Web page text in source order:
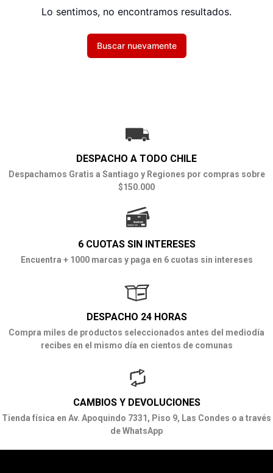
Lo sentimos, no encontramos resultados.
Buscar nuevamente
DESPACHO A TODO CHILE
Despachamos Gratis a Santiago y Regiones por compras sobre
$150.000
6 CUOTAS SIN INTERESES
Encuentra + 1000 marcas y paga en 6 cuotas sin intereses
DESPACHO 24 HORAS
Compra miles de productos seleccionados antes del mediodía
recibes en el mismo día en cientos de comunas
CAMBIOS Y DEVOLUCIONES
Tienda física en Av. Apoquindo 7331, Piso 9, Las Condes o a través
de WhatsApp